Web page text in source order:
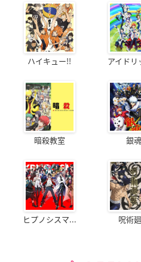
ハイキュー!! アイドリ
暗殺教室 銀魂
ヒプノシスマ... 呪術